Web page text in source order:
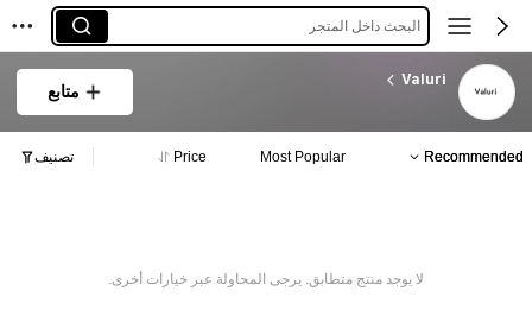
البحث داخل المتجر
Valuri
متابع
Recommended
Most Popular
Price تصنيف
لا يوجد منتج متطابق. يرجى المحاولة عبر خيارات أخرى.